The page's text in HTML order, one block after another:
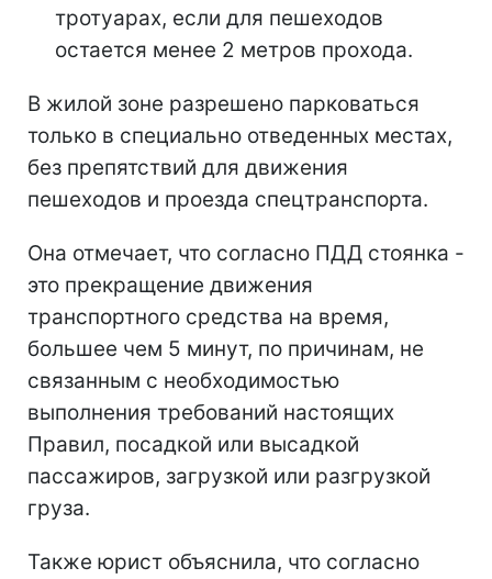
тротуарах, если для пешеходов
остается менее 2 метров прохода.
В жилой зоне разрешено парковаться
только в специально отведенных местах,
без препятствий для движения
пешеходов и проезда спецтранспорта.
Она отмечает, что согласно ПДД стоянка -
это прекращение движения
транспортного средства на время,
большее чем 5 минут, по причинам, не
связанным с необходимостью
выполнения требований настоящих
Правил, посадкой или высадкой
пассажиров, загрузкой или разгрузкой
груза.
Также юрист объяснила, что согласно